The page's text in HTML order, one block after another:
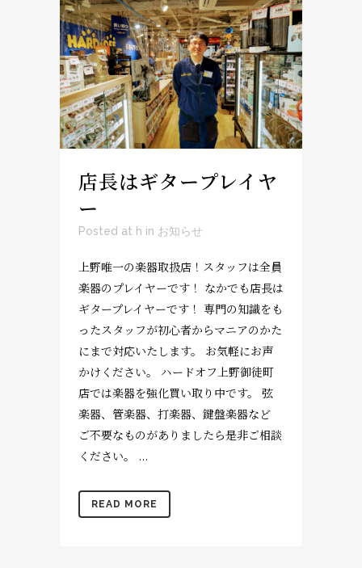
店長はギタープレイヤ
ー
Posted at h in お知らせ
上野唯一の楽器取扱店！スタッフは全員
楽器のプレイヤーです！ なかでも店長は
ギタープレイヤーです！ 専門の知識をも
ったスタッフが初心者からマニアのかた
にまで対応いたします。 お気軽にお声
かけください。 ハードオフ上野御徒町
店では楽器を強化買い取り中です。 弦
楽器、管楽器、打楽器、鍵盤楽器など
ご不要なものがありましたら是非ご相談
ください。 ...
READ MORE